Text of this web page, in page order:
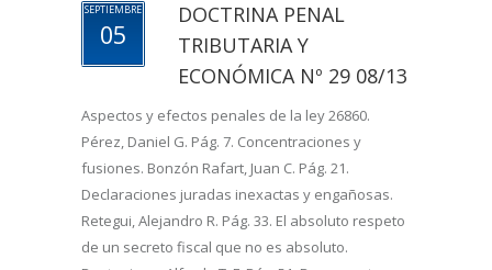
SEPTIEMBRE
05
DOCTRINA PENAL
TRIBUTARIA Y
ECONÓMICA Nº 29 08/13
Aspectos y efectos penales de la ley 26860.
Pérez, Daniel G. Pág. 7. Concentraciones y
fusiones. Bonzón Rafart, Juan C. Pág. 21.
Declaraciones juradas inexactas y engañosas.
Retegui, Alejandro R. Pág. 33. El absoluto respeto
de un secreto fiscal que no es absoluto.